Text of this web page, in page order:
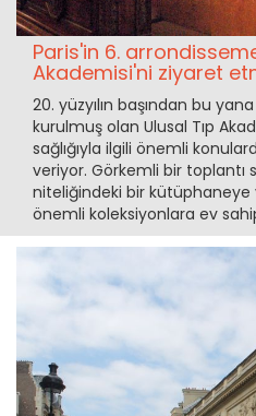
Paris'in 6.
Akademisi'ni ziyaret
20. yüzyılın başından bu
kurulmuş olan Ulusal Tıp
sağlığıyla ilgili önemli
veriyor. Görkemli bir toplantı
niteliğindeki bir kütüphaneye
önemli koleksiyonlara ev